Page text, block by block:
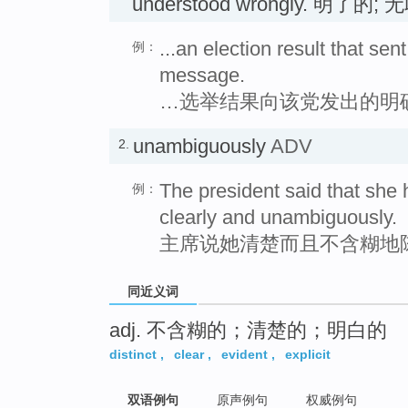
例：
...an election result that
message.
…选举结果向该党发出的明
2. unambiguously ADV
例： The president said that she
clearly and unambiguously.
主席说她清楚而且不含糊
同近义词
adj. 不含糊的；清楚的；明白的
distinct , clear, evident , explicit
双语例句 原声例句 权威例句